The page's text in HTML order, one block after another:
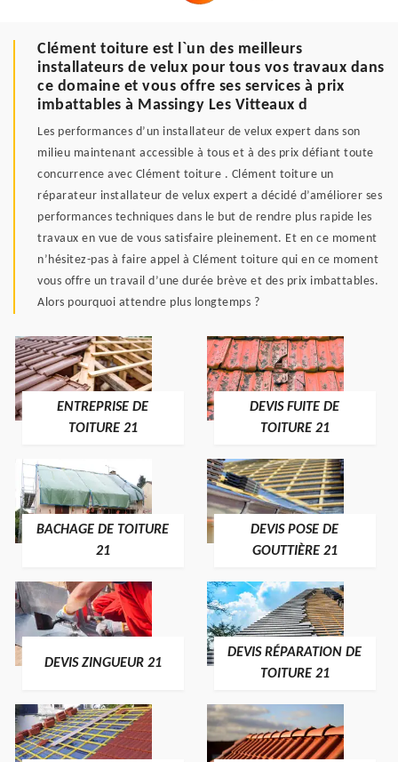
Clément toiture est l`un des meilleurs
installateurs de velux pour tous vos travaux dans
ce domaine et vous offre ses services à prix
imbattables à Massingy Les Vitteaux d
Les performances d’un installateur de velux expert dans son
milieu maintenant accessible à tous et à des prix défiant toute
concurrence avec Clément toiture . Clément toiture un
réparateur installateur de velux expert a décidé d’améliorer ses
performances techniques dans le but de rendre plus rapide les
travaux en vue de vous satisfaire pleinement. Et en ce moment
n’hésitez-pas à faire appel à Clément toiture qui en ce moment
vous offre un travail d’une durée brève et des prix imbattables.
Alors pourquoi attendre plus longtemps ?
ENTREPRISE DE
TOITURE 21
DEVIS FUITE DE
TOITURE 21
BACHAGE DE TOITURE
21
DEVIS POSE DE
GOUTTIÈRE 21
DEVIS ZINGUEUR 21
DEVIS RÉPARATION DE
TOITURE 21